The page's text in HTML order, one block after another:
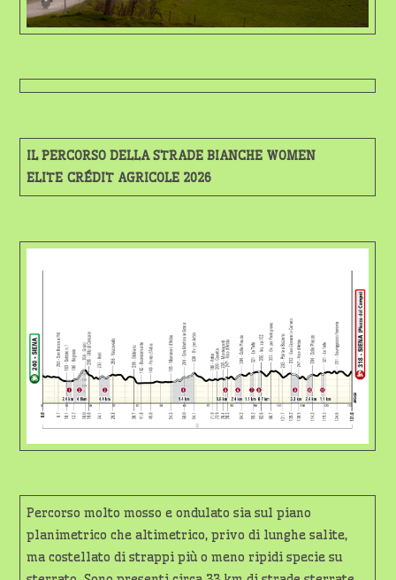
IL PERCORSO DELLA STRADE BIANCHE WOMEN
ELITE CRÉDIT AGRICOLE 2026
Percorso molto mosso e ondulato sia sul piano
planimetrico che altimetrico, privo di lunghe salite,
ma costellato di strappi più o meno ripidi specie su